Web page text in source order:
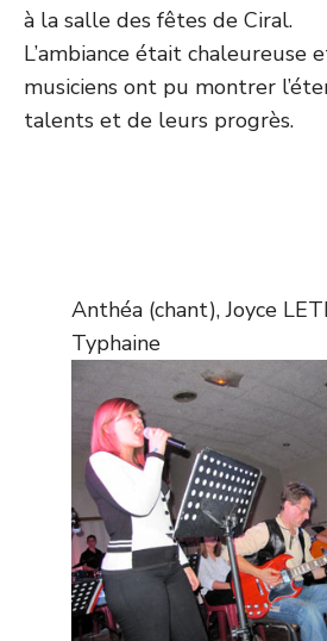
à la salle des fêtes de Ciral.
L’ambiance était chaleureuse
musiciens ont pu montrer
talents et de leurs progrès.
Anthéa (chant), Joyce
Typhaine